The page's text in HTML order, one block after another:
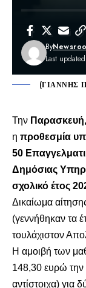
Last
By
(ΓΙΑΝΝΗΣ
Την
η προθεσμία
50
Δημόσιας
σχολικό έτος
Δικαίωμα
(γεννήθηκαν τα
τουλάχιστον
Η αμοιβή των
148,30 ευρώ την
αντίστοιχα) για